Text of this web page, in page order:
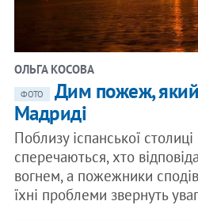
ОЛЬГА КОСОВА
ФОТО
​Дим пожеж,
Мадриді
Поблизу іспанської
сперечаються, хто
вогнем, а пожежники
їхні проблеми звернуть